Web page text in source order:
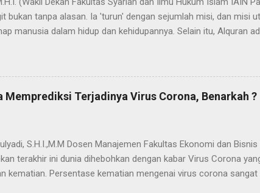
bukan tanpa alasan. Ia 'turun' dengan sejumlah misi, dan misi
manusia dalam hidup dan kehidupannya. Selain itu, Alquran
berlebihan apabila dinyatakan bahwa proses
Nabi SAW hijrah dari Mekah ke Yatsrib. Itu sebabnya ketika
Madinah Munawwarah (kota/peradaban yg tercahayakan).
"transmisi cahaya" yang secara kasat mata akumulasi
adanya u...
Memprediksi Terjadinya Virus Corona, Benarkah ?
S.H.I.,M.M Dosen Manajemen Fakultas Ekonomi dan
terakhir ini dunia dihebohkan dengan kabar Virus Corona
kematian. Persentase kematian mengenai virus corona sangat